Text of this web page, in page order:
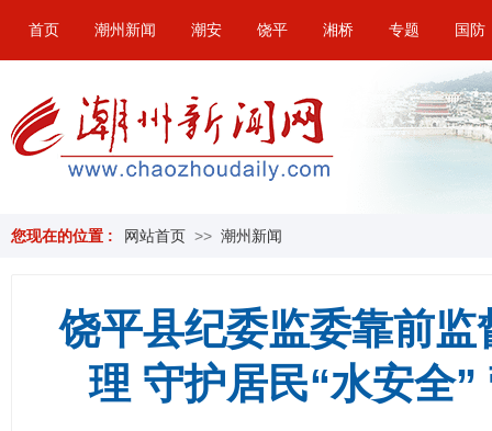
首页 潮州新闻 潮安 饶平 湘桥 专题 国防
您现在的位置 : 网站首页 >> 潮州新闻
饶平县纪委监委靠前
理 守护居民“水安全